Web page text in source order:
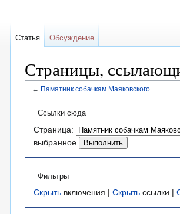
Страницы,
← Памятник собачкам Маяковского
Перейти
навигации
Перейти
поиску
Ссылки сюда
Страница:
выбранное
Фильтры
Скрыть включения | Скрыть ссылки |
Статья Обсуждение